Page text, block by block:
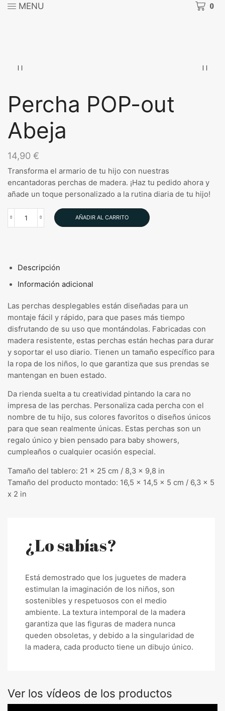
MENU 0
Percha POP-out
Abeja
14,90 €
Transforma el armario de tu hijo con nuestras
encantadoras perchas de madera. ¡Haz tu pedido ahora y
añade un toque personalizado a la rutina diaria de tu hijo!
Percha
AÑADIR AL CARRITO
Descripción
Información adicional
Las perchas desplegables están diseñadas para un
montaje fácil y rápido, para que pases más tiempo
disfrutando de su uso que montándolas. Fabricadas con
madera resistente, estas perchas están hechas para durar
y soportar el uso diario. Tienen un tamaño específico para
la ropa de los niños, lo que garantiza que sus prendas se
mantengan en buen estado.
Da rienda suelta a tu creatividad pintando la cara no
impresa de las perchas. Personaliza cada percha con el
nombre de tu hijo, sus colores favoritos o diseños únicos
para que sean realmente únicas. Estas perchas son un
regalo único y bien pensado para baby showers,
cumpleaños o cualquier ocasión especial.
Tamaño del tablero: 21 x 25 cm / 8,3 x 9,8 in
Tamaño del producto montado: 16,5 x 14,5 x 5 cm / 6,3 x 5
x 2 in
¿Lo sabías?
Está demostrado que los juguetes de madera
estimulan la imaginación de los niños, son
sostenibles y respetuosos con el medio
ambiente. La textura intemporal de la madera
garantiza que las figuras de madera nunca
queden obsoletas, y debido a la singularidad de
la madera, cada producto tiene un dibujo único.
Ver los vídeos de los productos